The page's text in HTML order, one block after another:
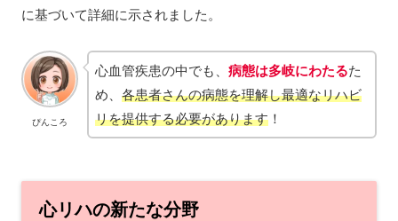
に基づいて詳細に示されました。
ぴんころ
心血管疾患の中でも、 病態は多岐にわたるた
め、 各患者さんの病態を理解し最適なリハビ
リを提供する必要があります ！
心リハの新たな分野